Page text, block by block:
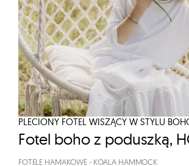
PLECIONY FOTEL WISZĄCY W STYLU
Fotel boho z poduszką,
FOTELE HAMAKOWE- KOALA HAMMOCK